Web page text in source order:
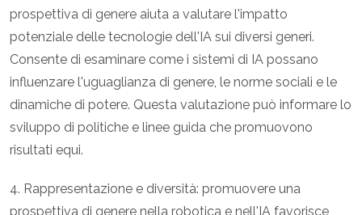
prospettiva di genere aiuta a valutare l'impatto
potenziale delle tecnologie dell'IA sui diversi generi.
Consente di esaminare come i sistemi di IA possano
influenzare l'uguaglianza di genere, le norme sociali e le
dinamiche di potere. Questa valutazione può informare lo
sviluppo di politiche e linee guida che promuovono
risultati equi.
4. Rappresentazione e diversità: promuovere una
prospettiva di genere nella robotica e nell'IA favorisce